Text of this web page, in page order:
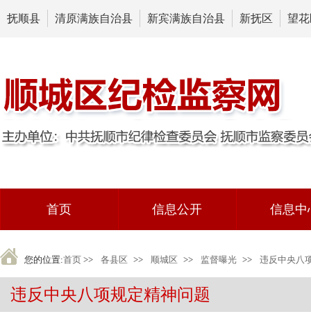
抚顺县 清原满族自治县 新宾满族自治县 新抚区 望
首页 信息公开 信息中
您的位置:首页 >> 各县区 >> 顺城区 >> 监督曝光 >> 违反中央八
违反中央八项规定精神问题